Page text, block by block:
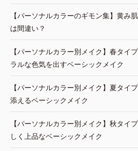
【パーソナルカラーのギモン集】黄み
は間違い？
【パーソナルカラー別メイク】春タイ
ラルな色気を出すベーシックメイク
【パーソナルカラー別メイク】夏タイ
添えるベーシックメイク
【パーソナルカラー別メイク】秋タイ
しく上品なベーシックメイク